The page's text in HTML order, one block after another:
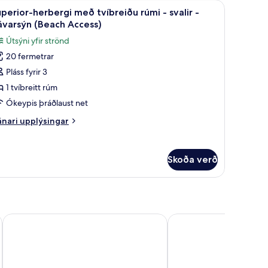
ungbarnarúm, aukarúm Superior-herbergi með tvíbreiðu rúmi -
2
herbergi með tvíbreiðu rúmi - svalir -
(Beach Access)
Útsýni yfir strönd
20 fermetrar
Pláss fyrir 3
1 tvíbreitt rúm
Ókeypis þráðlaust net
upplýsingar
Skoða verð
Hotel Terme Principe Hotel Grazia alla